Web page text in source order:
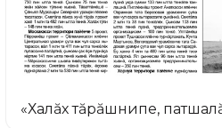
«Халăх тăрăшнипе,